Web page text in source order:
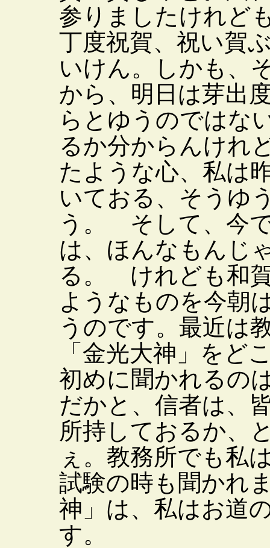
参りましたけれど
丁度祝賀、祝い賀
いけん。しかも、
から、明日は芽出
らとゆうのではな
るか分からんけれ
たような心、私は
いておる、そうゆ
う。 そして、今
は、ほんなもんじ
る。 けれども和
ようなものを今朝
うのです。最近は
「金光大神」をど
初めに聞かれるの
だかと、信者は、
所持しておるか、
ぇ。教務所でも私
試験の時も聞かれ
神」は、私はお道
す。